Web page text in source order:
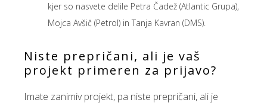
kjer so nasvete delile Petra Čadež (Atlantic Grupa),
Mojca Avšič (Petrol) in Tanja Kavran (DMS).
Niste prepričani, ali je vaš
projekt primeren za prijavo?
Imate zanimiv projekt, pa niste prepričani, ali je